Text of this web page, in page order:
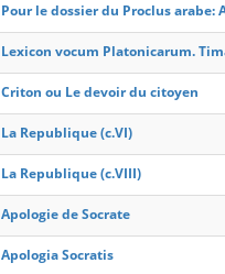
Pour le dossier du Proclus
Lexicon vocum Platonicarum.
Criton ou Le devoir du citoyen
La Republique (c.VI)
La Republique (c.VIII)
Apologie de Socrate
Apologia Socratis